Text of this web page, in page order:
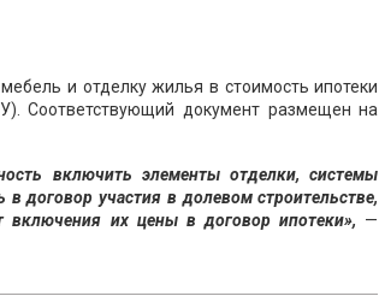
и отделку жилья в стоимость ипотеки
Соответствующий документ размещен на
включить элементы отделки, системы
договор участия в долевом строительстве,
включения их цены в договор ипотеки», —